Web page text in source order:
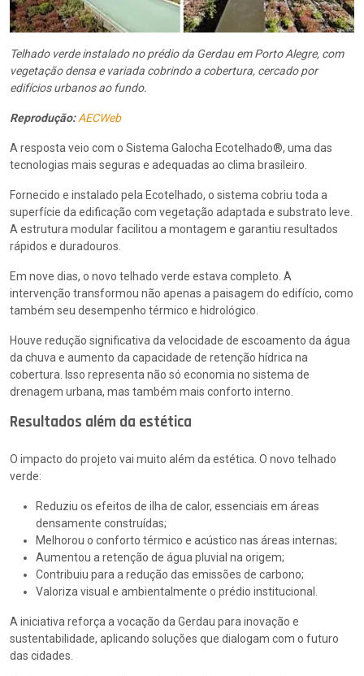
Telhado verde instalado no prédio da Gerdau em Porto Alegre, com
vegetação densa e variada cobrindo a cobertura, cercado por
edifícios urbanos ao fundo.
Reprodução: AECWeb
A resposta veio com o Sistema Galocha Ecotelhado®, uma das
tecnologias mais seguras e adequadas ao clima brasileiro.
Fornecido e instalado pela Ecotelhado, o sistema cobriu toda a
superfície da edificação com vegetação adaptada e substrato leve.
A estrutura modular facilitou a montagem e garantiu resultados
rápidos e duradouros.
Em nove dias, o novo telhado verde estava completo. A
intervenção transformou não apenas a paisagem do edifício, como
também seu desempenho térmico e hidrológico.
Houve redução significativa da velocidade de escoamento da água
da chuva e aumento da capacidade de retenção hídrica na
cobertura. Isso representa não só economia no sistema de
drenagem urbana, mas também mais conforto interno.
Resultados além da estética
O impacto do projeto vai muito além da estética. O novo telhado
verde:
Reduziu os efeitos de ilha de calor, essenciais em áreas
densamente construídas;
Melhorou o conforto térmico e acústico nas áreas internas;
Aumentou a retenção de água pluvial na origem;
Contribuiu para a redução das emissões de carbono;
Valoriza visual e ambientalmente o prédio institucional.
A iniciativa reforça a vocação da Gerdau para inovação e
sustentabilidade, aplicando soluções que dialogam com o futuro
das cidades.